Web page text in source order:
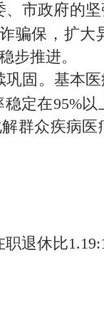
市政府的坚
骗保，扩大
步推进。
固。基本
稳定在95%
群众疾病
退休比1.19:1